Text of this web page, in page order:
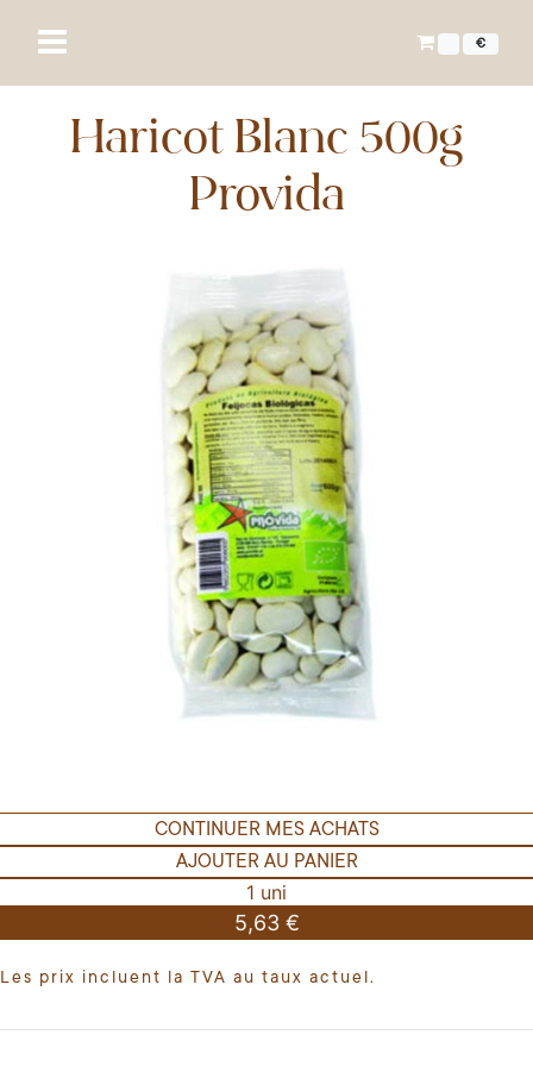
€
Haricot Blanc 500g
Provida
CONTINUER MES ACHATS
AJOUTER AU PANIER
1 uni
5,63 €
Les prix incluent la TVA au taux actuel.